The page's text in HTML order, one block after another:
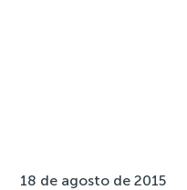
18 de agosto de 2015